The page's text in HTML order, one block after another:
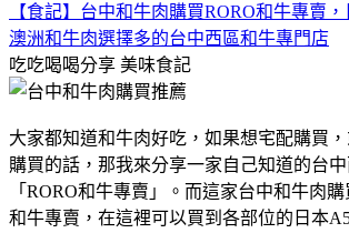
【食記】台中和牛肉購買RORO和牛專賣
澳洲和牛肉選擇多的台中西區和牛專門店
吃吃喝喝分享 美味食記
大家都知道和牛肉好吃，如果想宅配購買
購買的話，那我來分享一家自己知道的台
「RORO和牛專賣」。而這家台中和牛肉
和牛專賣，在這裡可以買到各部位的日本